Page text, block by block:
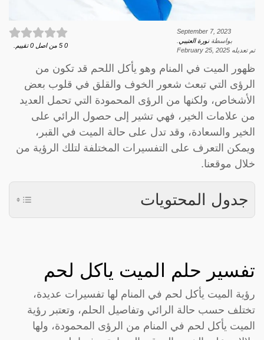
September 7, 2023
بواسطةنورة العتيبي
تم تعديله February 25, 2025
0
5 من اصل 0 تقييم.
ظهور الميت في المنام وهو يأكل اللحم قد تكون من
الرؤى التي تبعث شعور الخوف والقلق في قلوب بعض
الأشخاص، ولكنها من الرؤى المحمودة التي تحمل العديد
من علامات الخير، فهي تشير إلى حصول الرائي على
الخير والسعادة، وقد تدل على حالة الميت في القبر،
ويمكن التعرف على التفسيرات المختلفة لتلك الرؤية من
خلال موقعنا.
جدول المحتويات
تفسير حلم الميت ياكل لحم
رؤية الميت يأكل لحم في المنام لها تفسيرات عديدة،
تختلف حسب حالة الرائي وتفاصيل الحلم، وتعتبر رؤية
الميت يأكل لحم في المنام من الرؤى المحمودة، ولها